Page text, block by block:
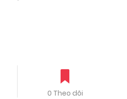
0 Theo dõi